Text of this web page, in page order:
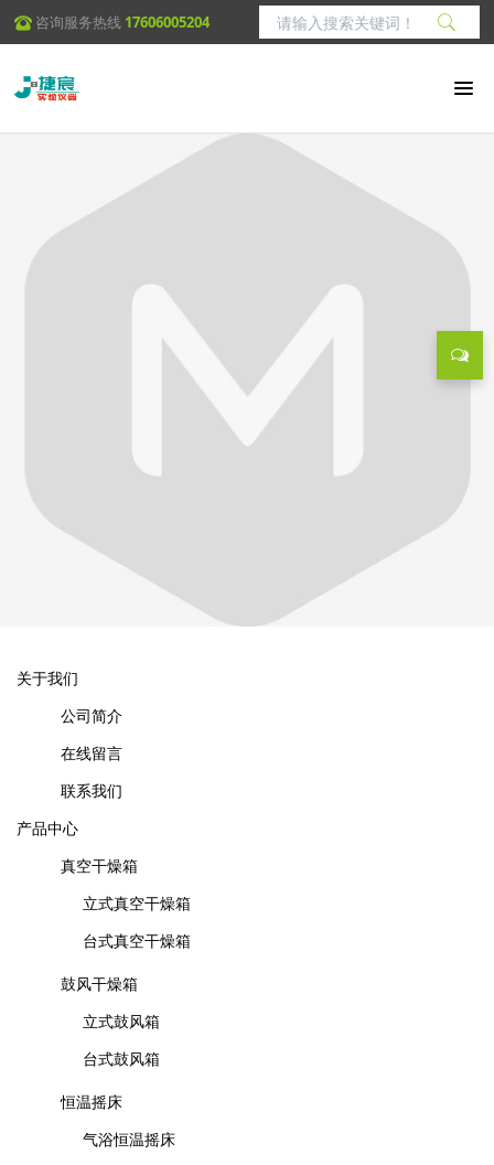
咨询服务热线 17606005204
关于我们
公司简介
在线留言
联系我们
产品中心
真空干燥箱
立式真空干燥箱
台式真空干燥箱
鼓风干燥箱
立式鼓风箱
台式鼓风箱
恒温摇床
气浴恒温摇床